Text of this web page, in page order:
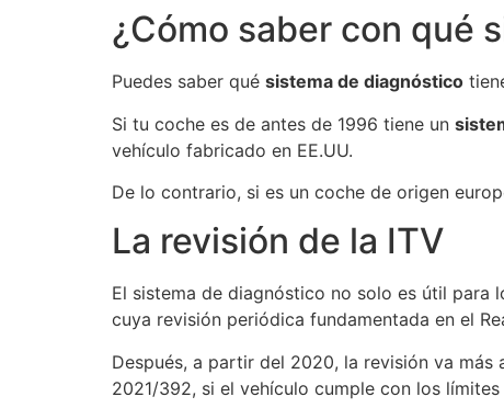
¿Cómo saber con qué
Puedes saber qué sistema de diagnóstico
Si tu coche es de antes de 1996 tiene un
vehículo fabricado en EE.UU.
De lo contrario, si es un coche de origen
La revisión de la ITV
El sistema de diagnóstico no solo es útil para
cuya revisión periódica fundamentada en el
Después, a partir del 2020, la revisión va más
2021/392, si el vehículo cumple con los